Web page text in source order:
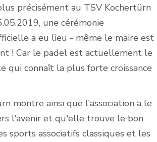
précisément au TSV Kochertürn
une cérémonie
a eu lieu - même le maire est
! Car le padel est actuellement le
qui connaît la plus forte croissance
montre ainsi que l'association a le
l'avenir et qu'elle trouve le bon
sports associatifs classiques et les